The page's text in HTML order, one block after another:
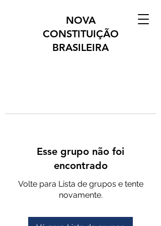
NOVA
CONSTITUIÇÃO
BRASILEIRA
Esse grupo não foi
encontrado
Volte para Lista de grupos e tente
novamente.